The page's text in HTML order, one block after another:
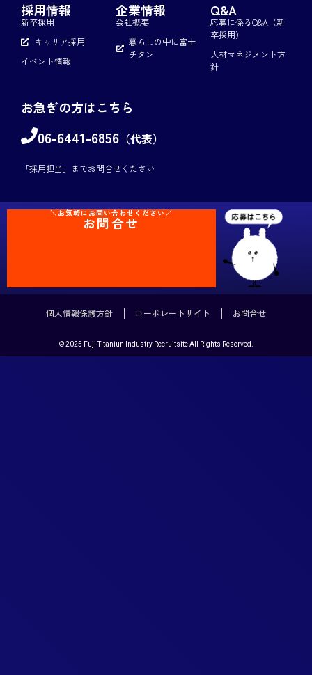
採用情報
新卒採用
キャリア採用
イベント情報
企業情報
会社概要
暮らしの中に富士
チタン
Q&A
応募に係るQ&A（新
卒採用）
人材マネジメント方
針
お急ぎの方はこちら
06-6441-6856 （代表）
「採用担当」までお問合せください
＼お気軽にお問い合わせください／
お問合せ
個人情報保護方針 コーポレートサイト お問合せ
© 2025 Fuji Titaniun Industry Recruitsite All Rights Reserved.